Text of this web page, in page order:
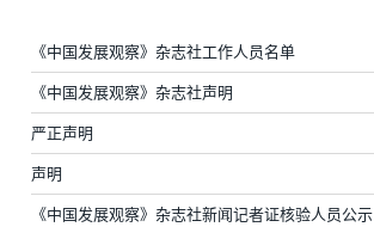
《中国发展观察》杂志社工作人员名单
《中国发展观察》杂志社声明
严正声明
声明
《中国发展观察》杂志社新闻记者证核验人员公示